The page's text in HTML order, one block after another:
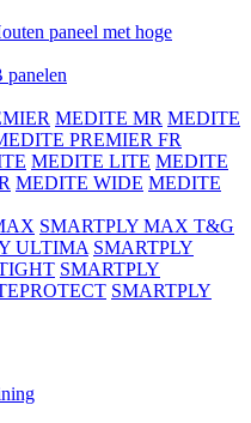
paneel met hoge
panelen
MEDITE MR MEDITE
PREMIER FR
MEDITE LITE MEDITE
MEDITE WIDE MEDITE
SMARTPLY MAX T&G
ULTIMA SMARTPLY
SMARTPLY
SMARTPLY